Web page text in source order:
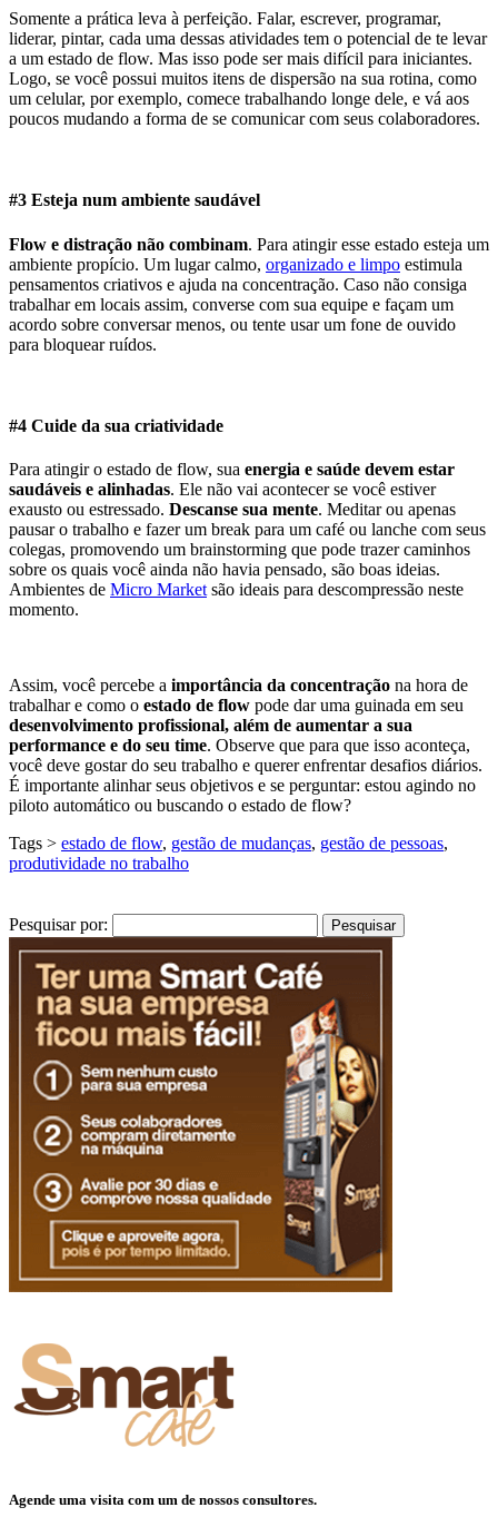
Somente a prática leva à perfeição. Falar, escrever, programar,
liderar, pintar, cada uma dessas atividades tem o potencial de te levar
a um estado de flow. Mas isso pode ser mais difícil para iniciantes.
Logo, se você possui muitos itens de dispersão na sua rotina, como
um celular, por exemplo, comece trabalhando longe dele, e vá aos
poucos mudando a forma de se comunicar com seus colaboradores.
#3 Esteja num ambiente saudável
Flow e distração não combinam. Para atingir esse estado esteja um
ambiente propício. Um lugar calmo, organizado e limpo estimula
pensamentos criativos e ajuda na concentração. Caso não consiga
trabalhar em locais assim, converse com sua equipe e façam um
acordo sobre conversar menos, ou tente usar um fone de ouvido
para bloquear ruídos.
#4 Cuide da sua criatividade
Para atingir o estado de flow, sua energia e saúde devem estar
saudáveis e alinhadas. Ele não vai acontecer se você estiver
exausto ou estressado. Descanse sua mente. Meditar ou apenas
pausar o trabalho e fazer um break para um café ou lanche com seus
colegas, promovendo um brainstorming que pode trazer caminhos
sobre os quais você ainda não havia pensado, são boas ideias.
Ambientes de Micro Market são ideais para descompressão neste
momento.
Assim, você percebe a importância da concentração na hora de
trabalhar e como o estado de flow pode dar uma guinada em seu
desenvolvimento profissional, além de aumentar a sua
performance e do seu time. Observe que para que isso aconteça,
você deve gostar do seu trabalho e querer enfrentar desafios diários.
É importante alinhar seus objetivos e se perguntar: estou agindo no
piloto automático ou buscando o estado de flow?
Tags > estado de flow, gestão de mudanças, gestão de pessoas,
produtividade no trabalho
Pesquisar por:
Agende uma visita com um de nossos consultores.